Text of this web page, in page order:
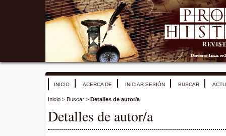
INICIO ACERCA DE INICIAR SESIÓN BUSCAR
Inicio > Buscar > Detalles de autor/a
Detalles de autor/a